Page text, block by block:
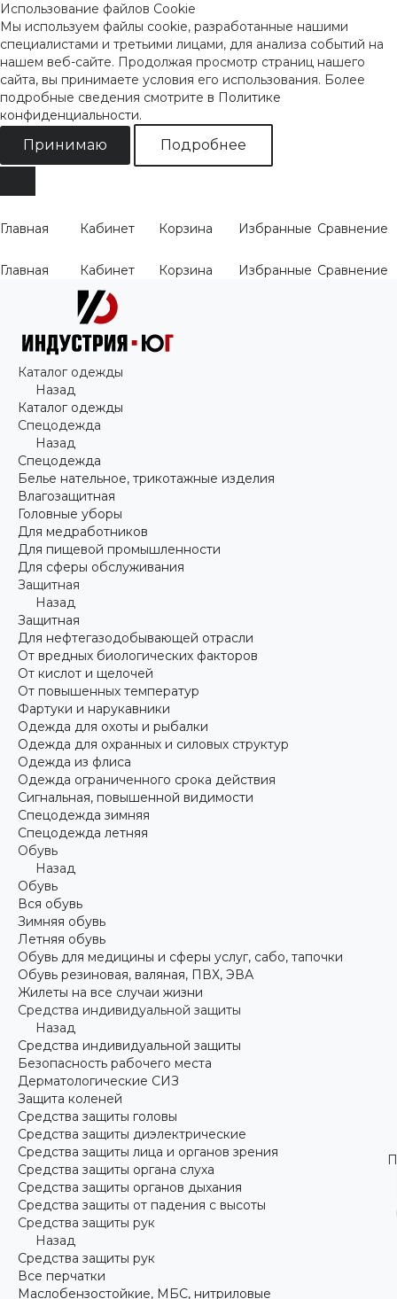
Использование файлов Cookie
Мы используем файлы cookie, разработанные нашими
специалистами и третьими лицами, для анализа событий на
нашем веб-сайте. Продолжая просмотр страниц нашего
сайта, вы принимаете условия его использования. Более
подробные сведения смотрите в Политике
конфиденциальности.
Принимаю Подробнее
Главная Кабинет Корзина Избранные Сравнение
Главная Кабинет Корзина Избранные Сравнение
Каталог одежды
Назад
Каталог одежды
Спецодежда
Назад
Спецодежда
Белье нательное, трикотажные изделия
Влагозащитная
Головные уборы
Для медработников
Для пищевой промышленности
Для сферы обслуживания
Защитная
Назад
Защитная
Для нефтегазодобывающей отрасли
От вредных биологических факторов
От кислот и щелочей
От повышенных температур
Фартуки и нарукавники
Одежда для охоты и рыбалки
Одежда для охранных и силовых структур
Одежда из флиса
Одежда ограниченного срока действия
Сигнальная, повышенной видимости
Спецодежда зимняя
Спецодежда летняя
Обувь
Назад
Обувь
Вся обувь
Зимняя обувь
Летняя обувь
Обувь для медицины и сферы услуг, сабо, тапочки
Обувь резиновая, валяная, ПВХ, ЭВА
Жилеты на все случаи жизни
Средства индивидуальной защиты
Назад
Средства индивидуальной защиты
Безопасность рабочего места
Дерматологические СИЗ
Защита коленей
Средства защиты головы
Средства защиты диэлектрические
Средства защиты лица и органов зрения
Средства защиты органа слуха
Средства защиты органов дыхания
Средства защиты от падения с высоты
Средства защиты рук
Назад
Средства защиты рук
Все перчатки
Маслобензостойкие, МБС, нитриловые